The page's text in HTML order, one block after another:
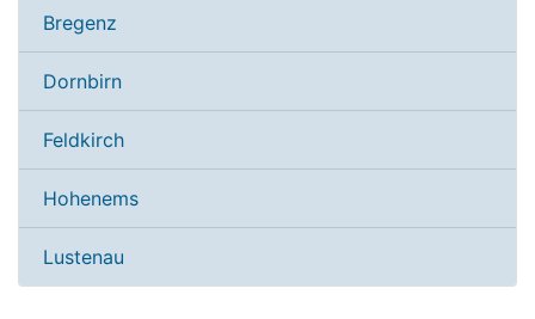
Bregenz
Dornbirn
Feldkirch
Hohenems
Lustenau